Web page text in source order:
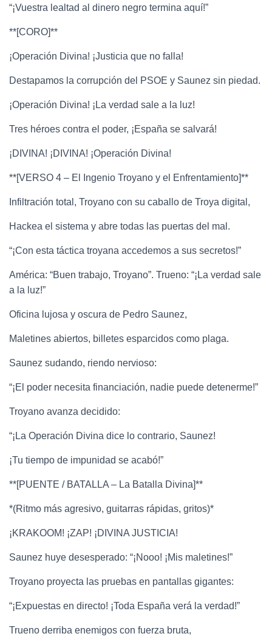
“¡Vuestra lealtad al dinero negro termina aquí!”
**[CORO]**
¡Operación Divina! ¡Justicia que no falla!
Destapamos la corrupción del PSOE y Saunez sin piedad.
¡Operación Divina! ¡La verdad sale a la luz!
Tres héroes contra el poder, ¡España se salvará!
¡DIVINA! ¡DIVINA! ¡Operación Divina!
**[VERSO 4 – El Ingenio Troyano y el Enfrentamiento]**
Infiltración total, Troyano con su caballo de Troya digital,
Hackea el sistema y abre todas las puertas del mal.
“¡Con esta táctica troyana accedemos a sus secretos!”
América: “Buen trabajo, Troyano”. Trueno: “¡La verdad sale
a la luz!”
Oficina lujosa y oscura de Pedro Saunez,
Maletines abiertos, billetes esparcidos como plaga.
Saunez sudando, riendo nervioso:
“¡El poder necesita financiación, nadie puede detenerme!”
Troyano avanza decidido:
“¡La Operación Divina dice lo contrario, Saunez!
¡Tu tiempo de impunidad se acabó!”
**[PUENTE / BATALLA – La Batalla Divina]**
*(Ritmo más agresivo, guitarras rápidas, gritos)*
¡KRAKOOM! ¡ZAP! ¡DIVINA JUSTICIA!
Saunez huye desesperado: “¡Nooo! ¡Mis maletines!”
Troyano proyecta las pruebas en pantallas gigantes:
“¡Expuestas en directo! ¡Toda España verá la verdad!”
Trueno derriba enemigos con fuerza bruta,